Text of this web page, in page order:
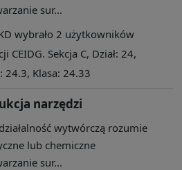
sur...
wybrało 2 użytkowników
CEIDG. Sekcja C, Dział: 24,
24.3, Klasa: 24.33
narzędzi
wytwórczą rozumie
lub chemiczne
sur...